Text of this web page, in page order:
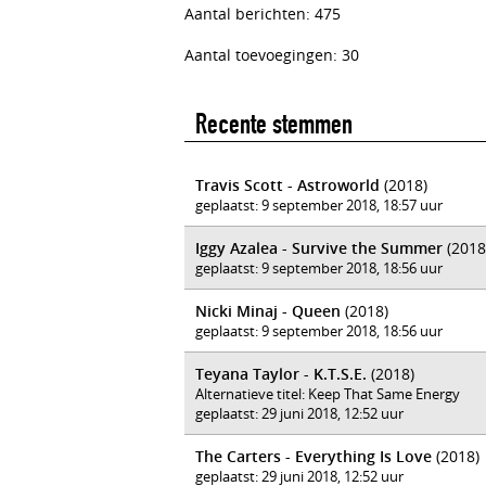
Aantal berichten: 475
Aantal toevoegingen: 30
Recente stemmen
Travis Scott - Astroworld (2018)
geplaatst: 9 september 2018, 18:57 uur
Iggy Azalea - Survive the Summer
geplaatst: 9 september 2018, 18:56 uur
Nicki Minaj - Queen (2018)
geplaatst: 9 september 2018, 18:56 uur
Teyana Taylor - K.T.S.E. (2018)
Alternatieve titel: Keep That Same Energy
geplaatst: 29 juni 2018, 12:52 uur
The Carters - Everything Is Love (2018)
geplaatst: 29 juni 2018, 12:52 uur